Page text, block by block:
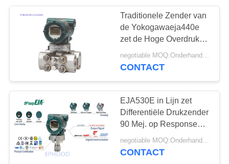
VRAAG
EEN
OFFERTE
SITEMAP
PRIVACYBELEID
DSC-Stoomval
15
Traditionele Zender van
de Yokogawaeja440e
zet de Hoge Overdruk
Type op
CONTACT
EJA530E in Lijn zet
Differentiële Drukzender
90 Mej. op Response
Time
negotiable MOQ:Onderhandeling
CONTACT